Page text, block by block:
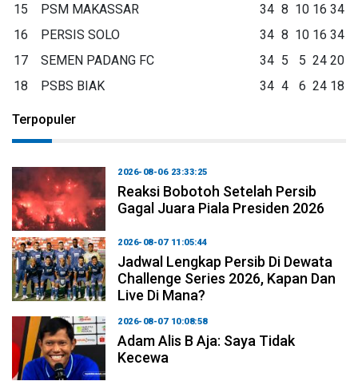
15
PSM MAKASSAR 34 8 10 16 34
16
PERSIS SOLO 34 8 10 16 34
17
SEMEN PADANG FC 34 5 5 24 20
18
PSBS BIAK 34 4 6 24 18
Terpopuler
2026-08-06 23:33:25
Reaksi Bobotoh Setelah Persib
Gagal Juara Piala Presiden 2026
2026-08-07 11:05:44
Jadwal Lengkap Persib Di Dewata
Challenge Series 2026, Kapan Dan
Live Di Mana?
2026-08-07 10:08:58
Adam Alis B Aja: Saya Tidak
Kecewa